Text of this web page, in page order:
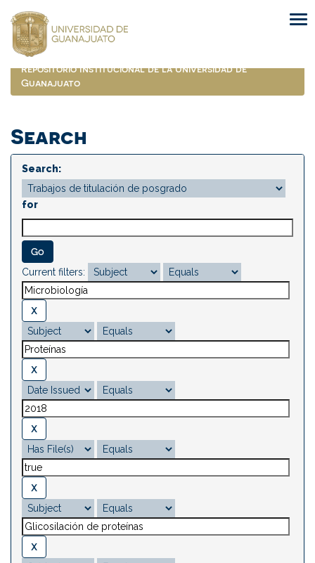
navigation
Repositorio Institucional de la Universidad de
Guanajuato
Search
Search:
for
Current filters: